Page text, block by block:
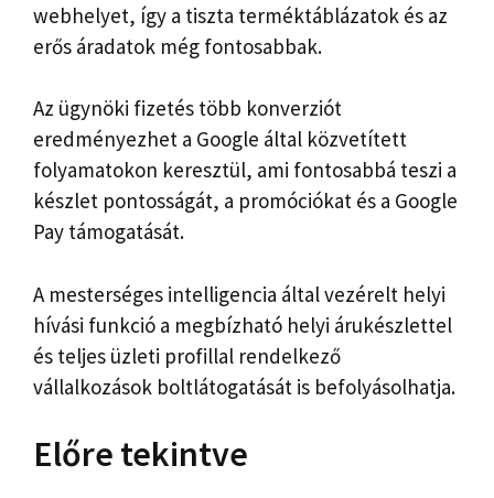
webhelyet, így a tiszta terméktáblázatok és az
erős áradatok még fontosabbak.
Az ügynöki fizetés több konverziót
eredményezhet a Google által közvetített
folyamatokon keresztül, ami fontosabbá teszi a
készlet pontosságát, a promóciókat és a Google
Pay támogatását.
A mesterséges intelligencia által vezérelt helyi
hívási funkció a megbízható helyi árukészlettel
és teljes üzleti profillal rendelkező
vállalkozások boltlátogatását is befolyásolhatja.
Előre tekintve